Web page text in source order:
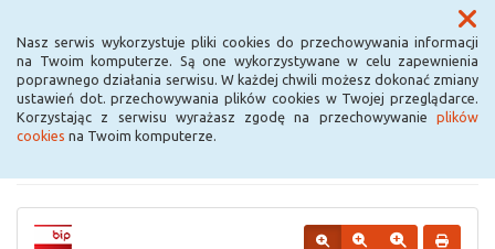
Nasz serwis wykorzystuje pliki cookies do przechowywania informacji
na Twoim komputerze. Są one wykorzystywane w celu zapewnienia
poprawnego działania serwisu. W każdej chwili możesz dokonać zmiany
ustawień dot. przechowywania plików cookies w Twojej przeglądarce.
Korzystając z serwisu wyrażasz zgodę na przechowywanie plików
cookies na Twoim komputerze.
Menu
Urząd Miejski w
Krośniewicach